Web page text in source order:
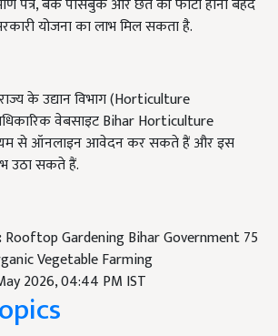
पत्र, बैंक पासबुक और छत की फोटो होना बेहद
योजना का लाभ मिल सकता है.
के उद्यान विभाग (Horticulture
वेबसाइट Bihar Horticulture
से ऑनलाइन आवेदन कर सकते हैं और इस
उठा सकते हैं.
Rooftop Gardening Bihar Government 75
Vegetable Farming
2026, 04:44 PM IST